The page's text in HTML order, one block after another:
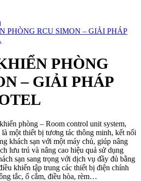
PHÒNG RCU SIMON – GIẢI PHÁP
PHÒNG
– GIẢI PHÁP
phòng – Room control unit system,
một thiết bị tương tác thông minh, kết nối
khách sạn với một máy chủ, giúp nâng
lưu trú và nâng cao hiệu quả sử dụng
sạn sang trọng với dịch vụ đầy đủ bằng
khiển tập trung các thiết bị điện chính
tắc, ổ cắm, điều hòa, rèm…